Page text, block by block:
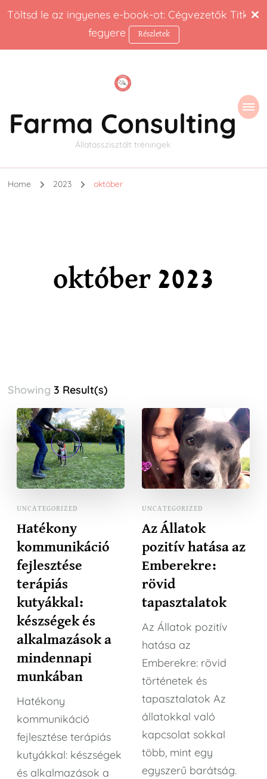
Töltsd le az ingyenes e-book-ot: Cégvezetők Titkos
fegyere
Részletek
Farma Consulting
Állatasszisztált tréningek
Home 2023 október
október 2023
Showing3 Result(s)
UNCATEGORIZED
Hatékony
kommunikáció
fejlesztése
terápiás
kutyákkal:
készségek és
alkalmazások a
mindennapi
munkában
Hatékony
kommunikáció
fejlesztése terápiás
kutyákkal: készségek
és alkalmazások a
UNCATEGORIZED
Az Állatok
pozitív hatása az
Emberekre:
rövid
tapasztalatok
Az Állatok pozitív
hatása az
Emberekre: rövid
történetek és
tapasztalatok Az
állatokkal való
kapcsolat sokkal
több, mint egy
egyszerű barátság.